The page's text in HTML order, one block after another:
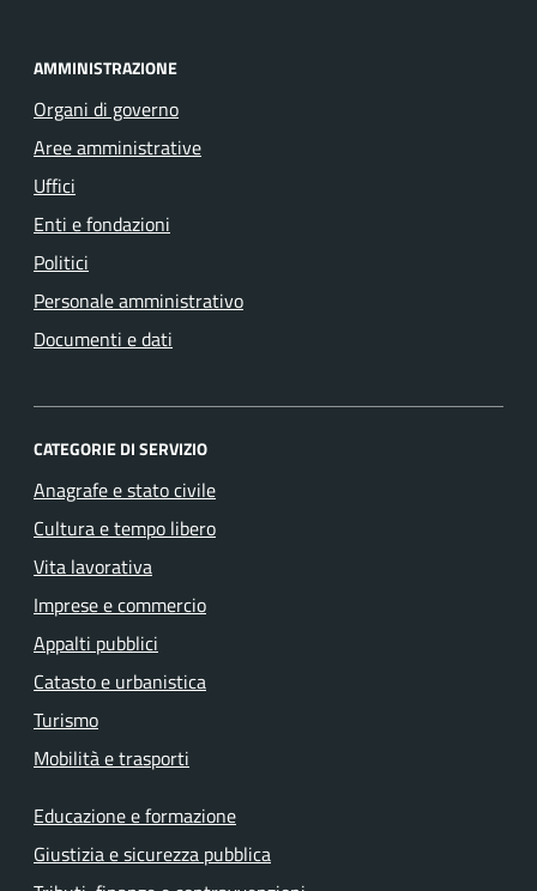
AMMINISTRAZIONE
Organi di governo
Aree amministrative
Uffici
Enti e fondazioni
Politici
Personale amministrativo
Documenti e dati
CATEGORIE DI SERVIZIO
Anagrafe e stato civile
Cultura e tempo libero
Vita lavorativa
Imprese e commercio
Appalti pubblici
Catasto e urbanistica
Turismo
Mobilità e trasporti
Educazione e formazione
Giustizia e sicurezza pubblica